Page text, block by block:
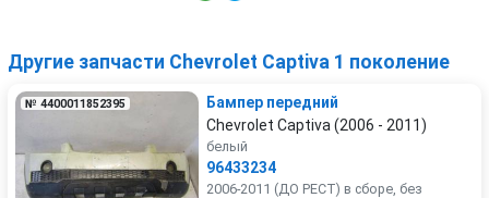
Другие запчасти Chevrolet Captiva 1 поколение
№ 4400011852395
Бампер передний
Chevrolet Captiva (2006 - 2011)
белый
96433234
2006-2011 (ДО РЕСТ) в сборе, без